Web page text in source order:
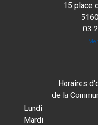
15 place
03
Horaires
de la
Lundi
Mardi